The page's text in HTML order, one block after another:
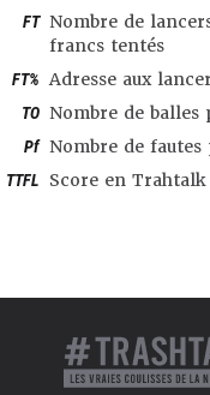
FT Nombre de
francs tentés
FT% Adresse aux
TO Nombre de balles
Pf Nombre de fautes
TTFL Score en Trahtalk